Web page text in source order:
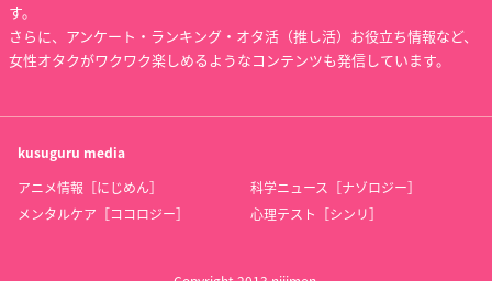
す。
さらに、アンケート・ランキング・オタ活（推し活）お役立ち情報など、
女性オタクがワクワク楽しめるようなコンテンツも発信しています。
kusuguru media
アニメ情報［にじめん］
科学ニュース［ナゾロジー］
メンタルケア［ココロジー］
心理テスト［シンリ］